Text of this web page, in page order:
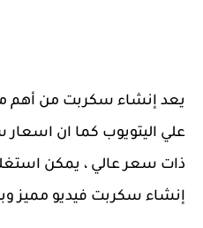
يعد إنشاء سكربت من أهم
علي اليتويوب كما ان اسعار
ذات سعر عالي ، يمكن
إنشاء سكربت فيديو مميز